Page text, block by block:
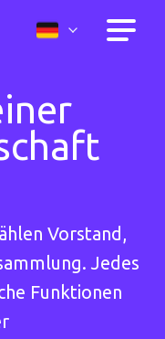
Vorstand,
Jedes
Funktionen